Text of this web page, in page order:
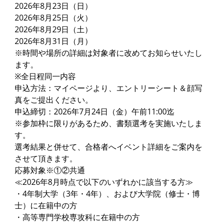
2026年8月23日（日）
2026年8月25日（火）
2026年8月29日（土）
2026年8月31日（月）
※時間や場所の詳細は対象者に改めてお知らせいたし
ます。
※全日程同一内容
申込方法：マイページより、エントリーシート＆顔写
真をご提出ください。
申込締切：2026年7月24日（金）午前11:00迄
※参加枠に限りがあるため、書類選考を実施いたしま
す。
選考結果と併せて、合格者へイベント詳細をご案内を
させて頂きます。
応募対象※①②共通
≪2026年8月時点で以下のいずれかに該当する方≫
・4年制大学（3年・4年）、および大学院（修士・博
士）に在籍中の方
・高等専門学校専攻科に在籍中の方